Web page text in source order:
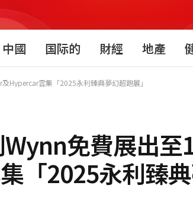
中國 国际的 財經 地產
Hypercar雲集「2025永利臻典夢幻超跑展」
免費展出
2025永利臻典